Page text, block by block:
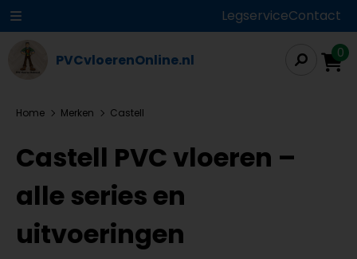
LegserviceContact
PVCvloerenOnline.nl 0
Home Merken Castell
Castell PVC vloeren –
alle series en
uitvoeringen